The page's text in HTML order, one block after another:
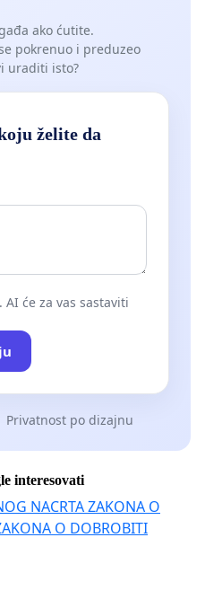
ako ćutite.
pokrenuo i preduzeo
uraditi isto?
želite da
će za vas sastaviti
Privatnost po dizajnu
interesovati
NACRTA ZAKONA O
O DOBROBITI